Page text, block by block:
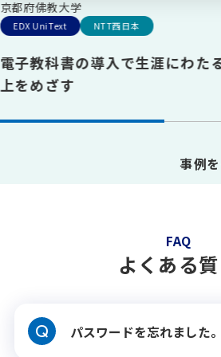
京都府佛教大学
EDX UniText NTT西日本
電子教科書の導入で生涯にわた
上をめざす
事例
FAQ
よくある
Q パスワードを忘れました。